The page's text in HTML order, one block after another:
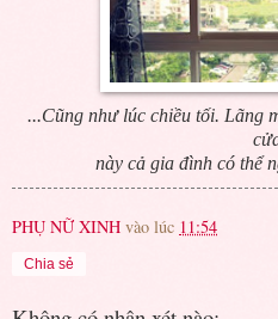
...Cũng như lúc chiều tối. Lãng
này cả gia đình có thể
PHỤ NỮ XINH vào lúc 11:54
Chia sẻ